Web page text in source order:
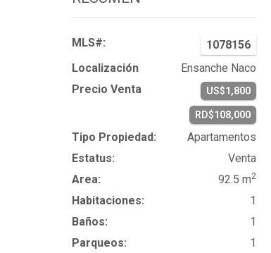
MLS#:
1078156
Localización
Ensanche Naco
Precio Venta
US$1,800
RD$108,000
Tipo Propiedad:
Apartamentos
Estatus:
Venta
Area:
92.5 m2
Habitaciones:
1
Baños:
1
Parqueos:
1